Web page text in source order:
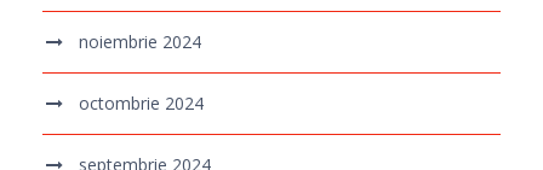
noiembrie 2024
octombrie 2024
septembrie 2024